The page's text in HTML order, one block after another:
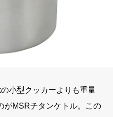
小型クッカーよりも重量
がMSRチタンケトル。この